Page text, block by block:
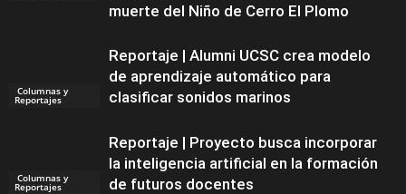
muerte del Niño de Cerro El Plomo
Columnas y
Reportajes
Reportaje | Alumni UCSC crea modelo
de aprendizaje automático para
clasificar sonidos marinos
Columnas y
Reportajes
Reportaje | Proyecto busca incorporar
la inteligencia artificial en la formación
de futuros docentes